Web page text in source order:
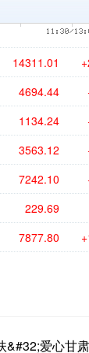
14311.01
4694.44
1134.24
3563.12
7242.10
229.69
7877.80
&#32;爱心甘